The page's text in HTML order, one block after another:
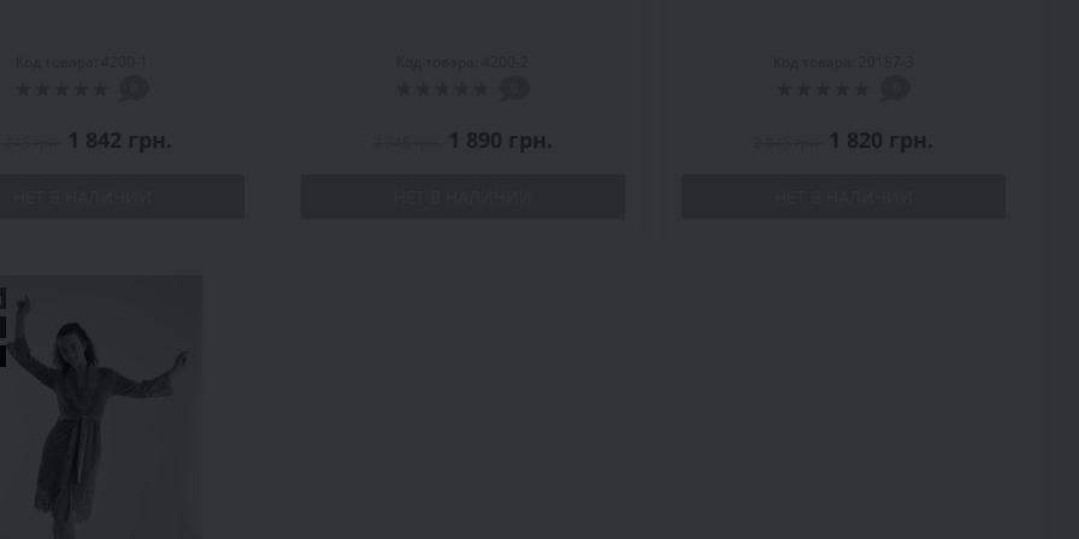
1 842 грн. 1 890 грн. 1 820 грн.